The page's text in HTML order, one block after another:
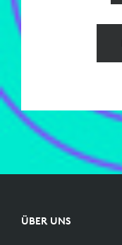
ÜBER UNS